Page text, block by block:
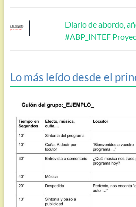
Diario de abordo,
#ABP_INTEF
Lo más leído desde el